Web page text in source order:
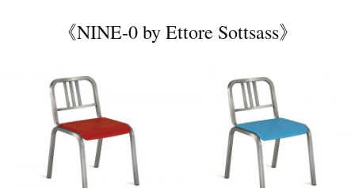
《NINE-0 by Ettore Sottsass》